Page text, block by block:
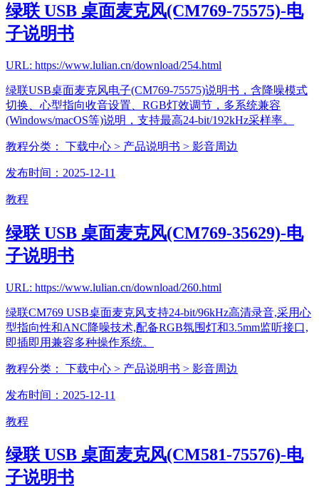
绿联 USB 桌面麦克风(CM769-75575)-电
子说明书
URL: https://www.lulian.cn/download/254.html
绿联USB桌面麦克风电子(CM769-75575)说明书，含降噪模式
切换、心型指向收音设置、RGB灯效调节，多系统兼容
(Windows/macOS等)说明，支持最高24-bit/192kHz采样率。
教程分类： 下载中心 > 产品说明书 > 影音周边
发布时间：2025-12-11
教程
绿联 USB 桌面麦克风(CM769-35629)-电
子说明书
URL: https://www.lulian.cn/download/260.html
绿联CM769 USB桌面麦克风支持24-bit/96kHz高清录音,采用心
型指向性和ANC降噪技术,配备RGB氛围灯和3.5mm监听接口,
即插即用兼容多种操作系统。
教程分类： 下载中心 > 产品说明书 > 影音周边
发布时间：2025-12-11
教程
绿联 USB 桌面麦克风(CM581-75576)-电
子说明书